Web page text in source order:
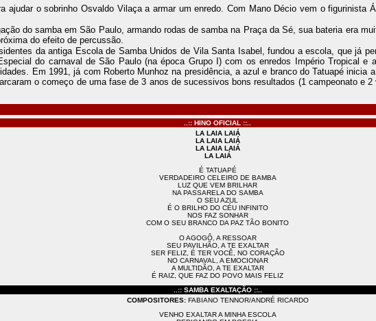
o sobrinho Osvaldo Vilaça a armar um enredo. Com Mano Décio vem o figurinista
do samba em São Paulo, armando rodas de samba na Praça da Sé, sua bateria era
do efeito de percussão.
da antiga Escola de Samba Unidos de Vila Santa Isabel, fundou a escola, que já
do carnaval de São Paulo (na época Grupo I) com os enredos Império Tropical
Em 1991, já com Roberto Munhoz na presidência, a azul e branco do Tatuapé
o começo de uma fase de 3 anos de sucessivos bons resultados (1 campeonato e
..:: HINO OFICIAL ::..
LA LAIA LAIÁ
LA LAIA LAIÁ
LA LAIA LAIÁ
LA LAIÁ
É TATUAPÉ
VERDADEIRO CELEIRO DE BAMBA
LUZ QUE VEM BRILHAR
NA PASSARELA DO SAMBA
O SEU AZUL
É O BRILHO DO CÉU INFINITO
NOS FAZ SONHAR
COM O SEU BRANCO DA PAZ TÃO BONITO
O AGOGÔ, A RESSOAR
SEU PAVILHÃO, A TE EXALTAR
SER FELIZ, É TER VOCÊ, NO CORAÇÃO
NO CARNAVAL, A EMOCIONAR
A MULTIDÃO, A TE EXALTAR
É RAIZ, QUE FAZ DO POVO MAIS FELIZ
..:: SAMBA EXALTAÇÃO ::..
COMPOSITORES:FABIANO TENNOR/ANDRÉ RICARDO
VENHO EXALTAR A MINHA ESCOLA